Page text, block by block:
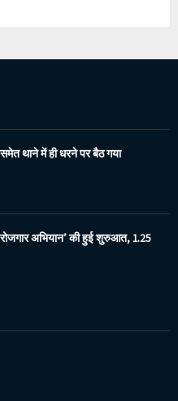
थाने में ही धरने पर बैठ गया
रोजगार अभियान’ की हुई शुरुआत, 1.25